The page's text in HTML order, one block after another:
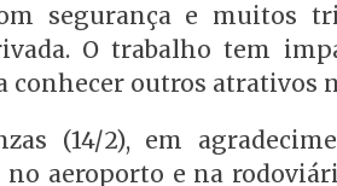
segurança e muitos
O trabalho tem
outros atrativos
(14/2), em
no aeroporto e na